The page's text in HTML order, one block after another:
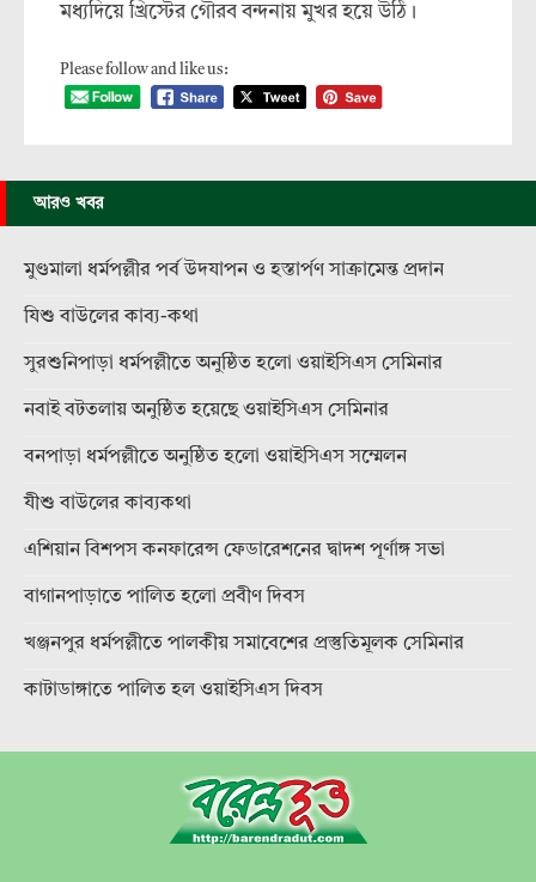
মধ্যদিয়ে খ্রিস্টের গৌরব বন্দনায় মুখর হয়ে উঠি।
Please follow and like us:
আরও খবর
মুণ্ডমালা ধর্মপল্লীর পর্ব উদযাপন ও হস্তার্পণ সাক্রামেন্ত প্রদান
যিশু বাউলের কাব্য-কথা
সুরশুনিপাড়া ধর্মপল্লীতে অনুষ্ঠিত হলো ওয়াইসিএস সেমিনার
নবাই বটতলায় অনুষ্ঠিত হয়েছে ওয়াইসিএস সেমিনার
বনপাড়া ধর্মপল্লীতে অনুষ্ঠিত হলো ওয়াইসিএস সম্মেলন
যীশু বাউলের কাব্যকথা
এশিয়ান বিশপস কনফারেন্স ফেডারেশনের দ্বাদশ পূর্ণাঙ্গ সভা
বাগানপাড়াতে পালিত হলো প্রবীণ দিবস
খঞ্জনপুর ধর্মপল্লীতে পালকীয় সমাবেশের প্রস্তুতিমূলক সেমিনার
কাটাডাঙ্গাতে পালিত হল ওয়াইসিএস দিবস